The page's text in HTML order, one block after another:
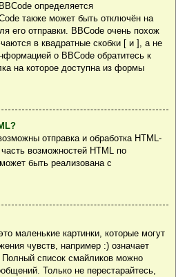
определяется
также может быть отключён на
его отправки. BBCode очень похож
в квадратные скобки [ и ], а не
о BBCode обратитесь к
на которое доступна из формы
отправка и обработка HTML-
возможностей HTML по
быть реализована с
маленькие картинки, которые могут
чувств, например :) означает
Полный список смайликов можно
Только не перестарайтесь,